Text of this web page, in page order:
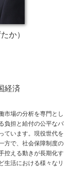
か）
経済
市場の分析を専門とし
負担と給付の公平なバ
ています。現役世代を
方で、社会保障制度の
控える動きが長期化す
生活における様々なリ